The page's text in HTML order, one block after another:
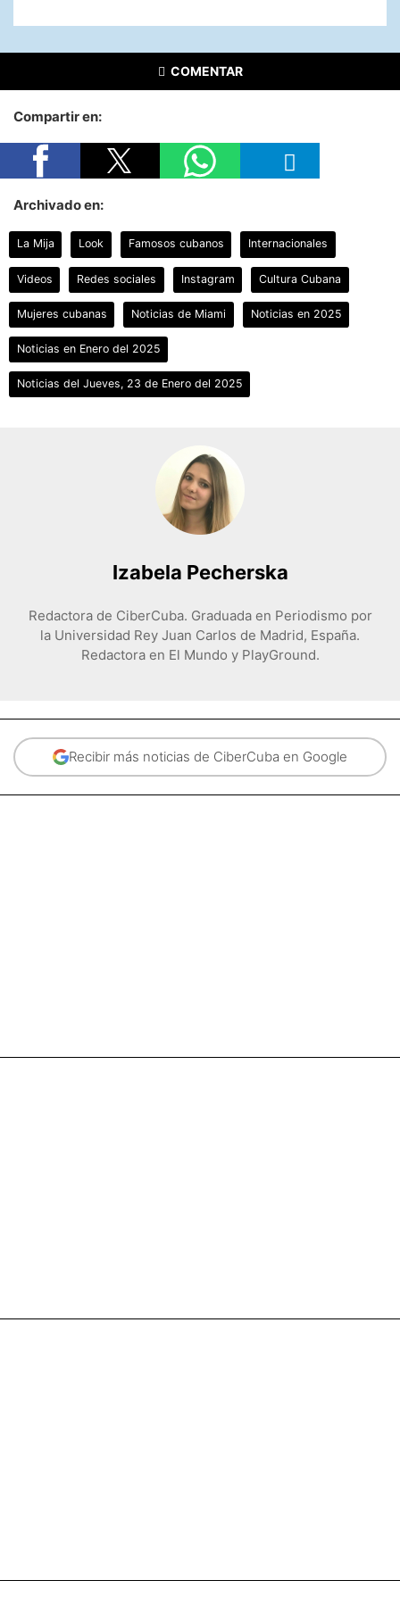
COMENTAR
Compartir en:
Archivado en:
La Mija Look Famosos cubanos Internacionales
Videos Redes sociales Instagram Cultura Cubana
Mujeres cubanas Noticias de Miami Noticias en 2025
Noticias en Enero del 2025
Noticias del Jueves, 23 de Enero del 2025
Izabela Pecherska
Redactora de CiberCuba. Graduada en Periodismo por
la Universidad Rey Juan Carlos de Madrid, España.
Redactora en El Mundo y PlayGround.
Recibir más noticias de CiberCuba en Google